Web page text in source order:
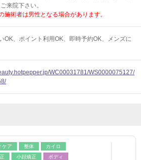
来院下さい。
施術者は男性となる場合があります。
OK ポイント利用OK 即時予約OK
メンズに
WC00031781/WS0000075127/
ケア 整体
カイロ
小顔矯正
ボディ